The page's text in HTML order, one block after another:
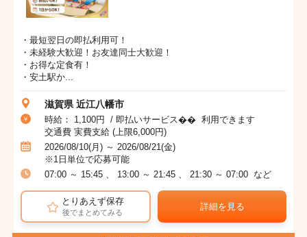
・最短翌日の即払利用可！
・未経験大歓迎！お友達同士大歓迎！
・お得な定食有！
・安土駅か...
滋賀県 近江八幡市
時給： 1,100円 / 即払いサービス�� 利用できます
交通費 実費支給 (上限6,000円)
2026/08/10(月) ～ 2026/08/21(金)
※1日単位で応募可能
07:00 ～ 15:45 、 13:00 ～ 21:45 、 21:30 ～ 07:00 など
とりあえず保存
後でまとめてみる
詳細を見る